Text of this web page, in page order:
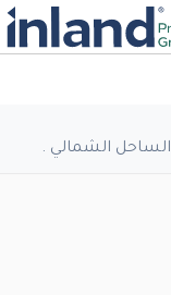
الساحل الشمالي .